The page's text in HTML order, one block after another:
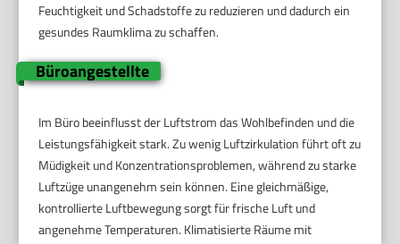
Feuchtigkeit und Schadstoffe zu reduzieren und dadurch ein
gesundes Raumklima zu schaffen.
Büroangestellte
Im Büro beeinflusst der Luftstrom das Wohlbefinden und die
Leistungsfähigkeit stark. Zu wenig Luftzirkulation führt oft zu
Müdigkeit und Konzentrationsproblemen, während zu starke
Luftzüge unangenehm sein können. Eine gleichmäßige,
kontrollierte Luftbewegung sorgt für frische Luft und
angenehme Temperaturen. Klimatisierte Räume mit